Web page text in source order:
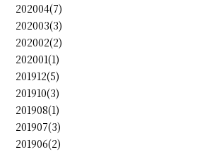
202004(7)
202003(3)
202002(2)
202001(1)
201912(5)
201910(3)
201908(1)
201907(3)
201906(2)